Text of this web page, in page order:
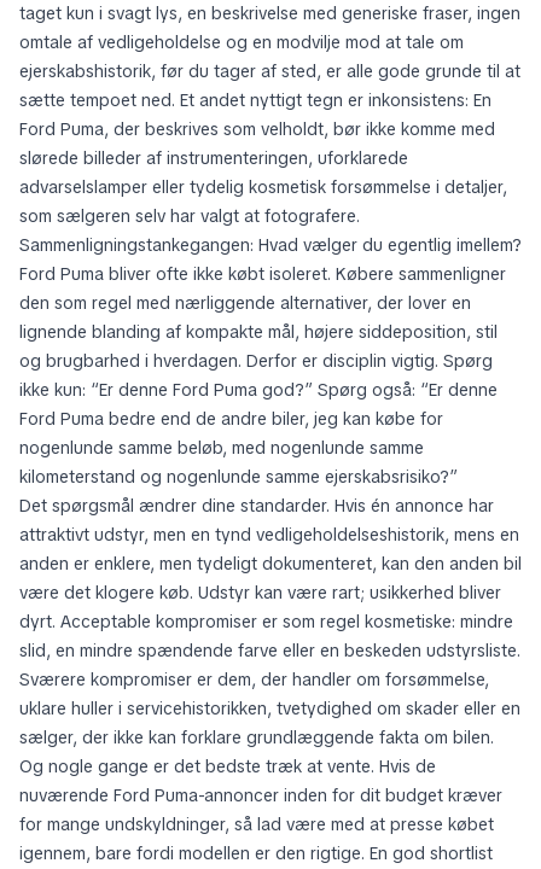
taget kun i svagt lys, en beskrivelse med generiske fraser, ingen
omtale af vedligeholdelse og en modvilje mod at tale om
ejerskabshistorik, før du tager af sted, er alle gode grunde til at
sætte tempoet ned. Et andet nyttigt tegn er inkonsistens: En
Ford Puma, der beskrives som velholdt, bør ikke komme med
slørede billeder af instrumenteringen, uforklarede
advarselslamper eller tydelig kosmetisk forsømmelse i detaljer,
som sælgeren selv har valgt at fotografere.
Sammenligningstankegangen: Hvad vælger du egentlig imellem?
Ford Puma bliver ofte ikke købt isoleret. Købere sammenligner
den som regel med nærliggende alternativer, der lover en
lignende blanding af kompakte mål, højere siddeposition, stil
og brugbarhed i hverdagen. Derfor er disciplin vigtig. Spørg
ikke kun: “Er denne Ford Puma god?” Spørg også: “Er denne
Ford Puma bedre end de andre biler, jeg kan købe for
nogenlunde samme beløb, med nogenlunde samme
kilometerstand og nogenlunde samme ejerskabsrisiko?”
Det spørgsmål ændrer dine standarder. Hvis én annonce har
attraktivt udstyr, men en tynd vedligeholdelseshistorik, mens en
anden er enklere, men tydeligt dokumenteret, kan den anden bil
være det klogere køb. Udstyr kan være rart; usikkerhed bliver
dyrt. Acceptable kompromiser er som regel kosmetiske: mindre
slid, en mindre spændende farve eller en beskeden udstyrsliste.
Sværere kompromiser er dem, der handler om forsømmelse,
uklare huller i servicehistorikken, tvetydighed om skader eller en
sælger, der ikke kan forklare grundlæggende fakta om bilen.
Og nogle gange er det bedste træk at vente. Hvis de
nuværende Ford Puma-annoncer inden for dit budget kræver
for mange undskyldninger, så lad være med at presse købet
igennem, bare fordi modellen er den rigtige. En god shortlist